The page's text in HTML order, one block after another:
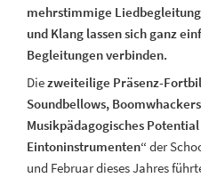
mehrstimmige
und Klang lassen sich ganz
Begleitungen verbinden.
Diezweiteilige Präsenz-
Soundbellows,
Musikpädagogisches
Eintoninstrumenten“ der
und Februar dieses Jahres